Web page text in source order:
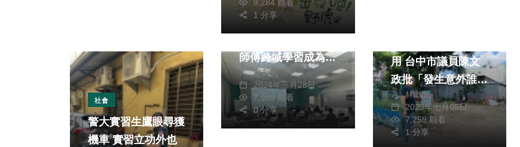
9,284 觀看
1 分享
社會
警大實習生鷹眼尋獲
機車 實習立功外也
勞動部「產業新尖兵
師傅跨域學習成為營
造業機電工程師
林獻元
2024年三月28日
7,989 觀看
0 分享
用 台中市議員陳文
政批「發生意外誰負
責」林獻元
2023年七月05日
7,259 觀看
1 分享